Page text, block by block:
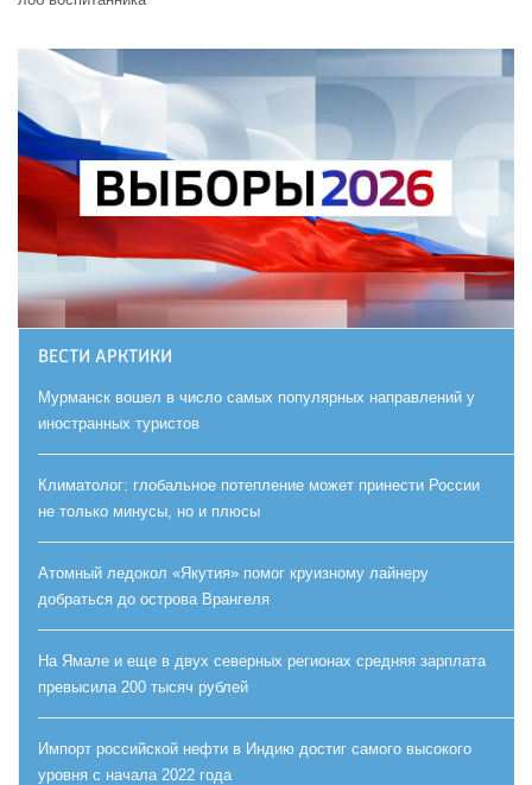
ВЕСТИ АРКТИКИ
Мурманск вошел в число самых популярных направлений у
иностранных туристов
Климатолог: глобальное потепление может принести России
не только минусы, но и плюсы
Атомный ледокол «Якутия» помог круизному лайнеру
добраться до острова Врангеля
На Ямале и еще в двух северных регионах средняя зарплата
превысила 200 тысяч рублей
Импорт российской нефти в Индию достиг самого высокого
уровня с начала 2022 года